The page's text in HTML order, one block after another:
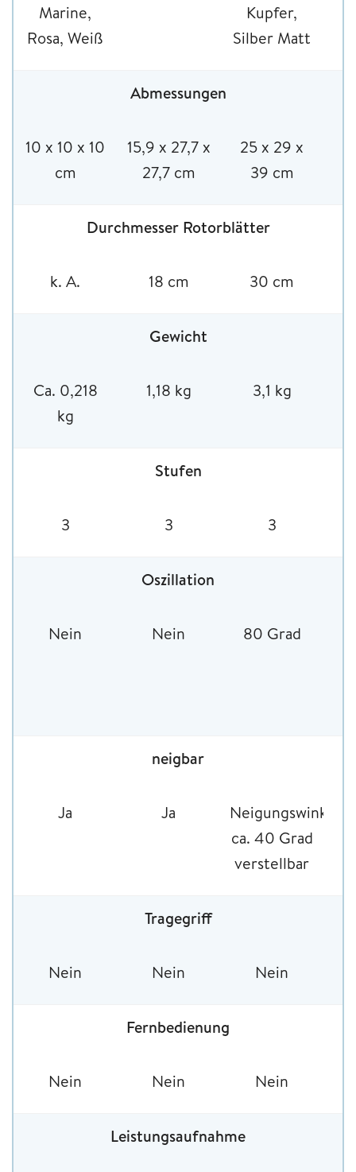
Marine,
Rosa, Weiß
Kupfer,
Silber Matt
Abmessungen
10 x 10 x 10
cm
15,9 x 27,7 x
27,7 cm
25 x 29 x
39 cm
Durchmesser Rotorblätter
k. A. 18 cm 30 cm
Gewicht
Ca. 0,218
kg
1,18 kg 3,1 kg
Stufen
3 3 3
Oszillation
Nein Nein 80 Grad
neigbar
Ja Ja
Neigungswinkel
ca. 40 Grad
verstellbar
Tragegriff
Nein Nein Nein
Fernbedienung
Nein Nein Nein
Leistungsaufnahme